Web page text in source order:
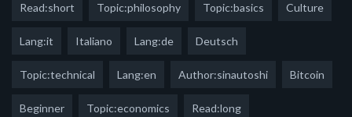
Read:short Topic:philosophy Topic:basics Culture
Lang:it Italiano Lang:de Deutsch
Topic:technical Lang:en Author:sinautoshi Bitcoin
Beginner Topic:economics Read:long